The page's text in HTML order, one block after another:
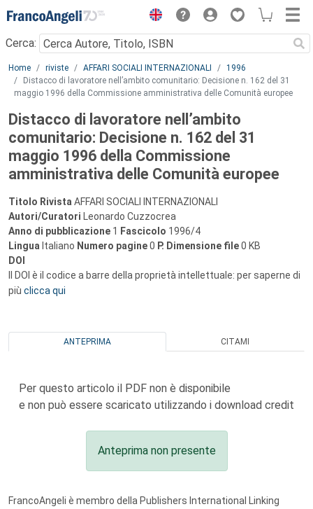
Menu
Cerca:
Main content
Home riviste AFFARI SOCIALI INTERNAZIONALI
1996
Distacco di lavoratore nell’ambito comunitario: Decisione n. 162 del 31
maggio 1996 della Commissione amministrativa delle Comunità europee
Distacco di lavoratore nell’ambito
comunitario: Decisione n. 162 del 31
maggio 1996 della Commissione
amministrativa delle Comunità europee
Titolo Rivista AFFARI SOCIALI INTERNAZIONALI
Autori/Curatori Leonardo Cuzzocrea
Anno di pubblicazione 1 Fascicolo 1996/4
Lingua Italiano Numero pagine0 P. Dimensione file0 KB
DOI
Il DOI è il codice a barre della proprietà intellettuale: per saperne di
più clicca qui
ANTEPRIMA CITAMI
Per questo articolo il PDF non è disponibile
e non può essere scaricato utilizzando i download credit
Anteprima non presente
FrancoAngeli è membro della Publishers International Linking